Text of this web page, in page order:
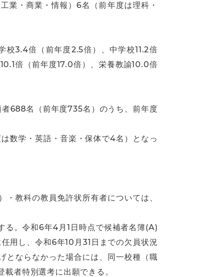
業・商業・情報）6名（前年度は理科・
3.4倍（前年度2.5倍）、中学校11.2倍
倍（前年度17.0倍）、栄養教諭10.0倍
688名（前年度735名）のうち、前年度
数学・英語・音楽・保体で4名）となっ
教科の教員免許状所有者については、
る。令和6年4月1日時点で候補者名簿(A)
用し、令和6年10月31日までの欠員状況
とならなかった場合には、同一校種（職
者特別選考に出願できる。